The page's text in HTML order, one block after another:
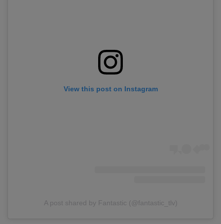
View this post on Instagram
A post shared by Fantastic (@fantastic_tlv)